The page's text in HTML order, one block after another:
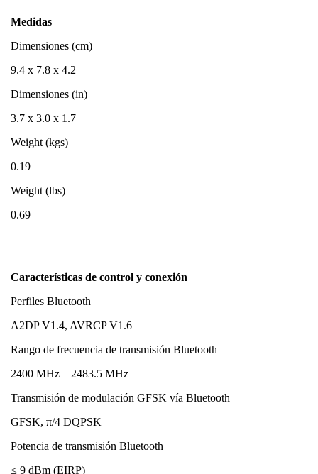
Medidas
Dimensiones (cm)
9.4 x 7.8 x 4.2
Dimensiones (in)
3.7 x 3.0 x 1.7
Weight (kgs)
0.19
Weight (lbs)
0.69
Características de control y conexión
Perfiles Bluetooth
A2DP V1.4, AVRCP V1.6
Rango de frecuencia de transmisión Bluetooth
2400 MHz – 2483.5 MHz
Transmisión de modulación GFSK vía Bluetooth
GFSK, π/4 DQPSK
Potencia de transmisión Bluetooth
≤ 9 dBm (EIRP)